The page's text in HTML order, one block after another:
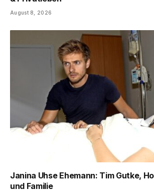
August 8, 2026
Janina Uhse Ehemann: Tim Gutke,
und Familie